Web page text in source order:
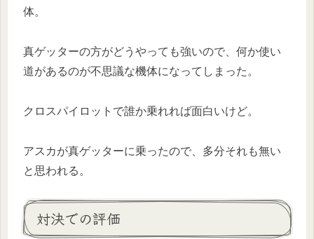
体。
真ゲッターの方がどうやっても強いので、何か使い
道があるのが不思議な機体になってしまった。
クロスパイロットで誰か乗れれば面白いけど。
アスカが真ゲッターに乗ったので、多分それも無い
と思われる。
対決での評価